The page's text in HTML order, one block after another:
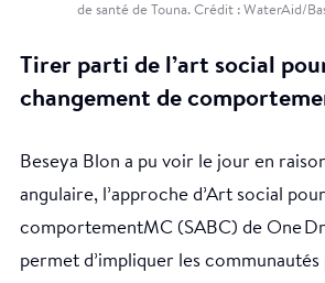
de santé de Touna. Crédit : WaterAid/
Tirer parti de l’art social
changement de
Beseya Blon a pu voir le jour en
angulaire, l’approche d’Art social
comportementMC (SABC) de One
permet d’impliquer les communautés